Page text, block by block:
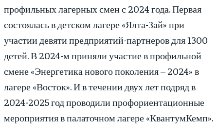
профильных лагерных смен с 2024 года. Первая
состоялась в детском лагере «Ялта-Зай» при
участии девяти предприятий-партнеров для 1300
детей. В 2024-м приняли участие в профильной
смене «Энергетика нового поколения – 2024» в
лагере «Восток». И в течении двух лет подряд в
2024-2025 год проводили профориентационные
мероприятия в палаточном лагере «КвантумКемп».